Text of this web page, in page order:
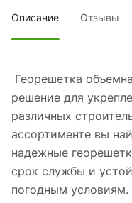
Описание Отзывы
Георешетка
решение для
различных
ассортименте вы
надежные
срок службы и
погодным условиям.